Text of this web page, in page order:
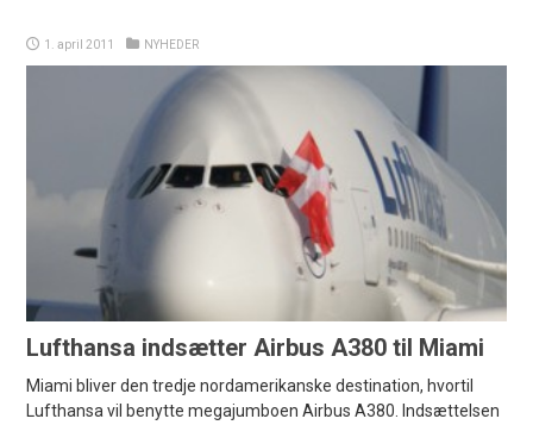
1. april 2011 NYHEDER
Lufthansa indsætter Airbus A380 til Miami
Miami bliver den tredje nordamerikanske destination, hvortil
Lufthansa vil benytte megajumboen Airbus A380. Indsættelsen